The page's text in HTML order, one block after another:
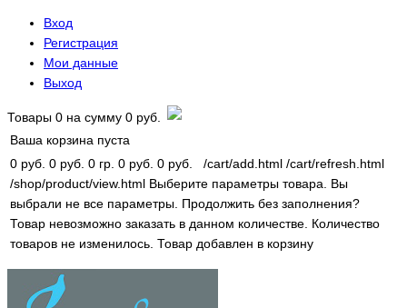
Вход
Регистрация
Мои данные
Выход
Товары 0 на сумму 0 руб.
Ваша корзина пуста
0 руб. 0 руб. 0 гр. 0 руб. 0 руб. /cart/add.html /cart/refresh.html
/shop/product/view.html Выберите параметры товара.
Вы
выбрали не все параметры. Продолжить без заполнения?
Товар невозможно заказать в данном количестве. Количество
товаров не изменилось. Товар добавлен в корзину